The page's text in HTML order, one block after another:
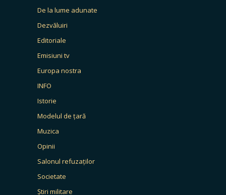
De la lume adunate
Dezvăluiri
Editoriale
Emisiuni tv
Europa nostra
INFO
Istorie
Modelul de țară
Muzica
Opinii
Salonul refuzaților
Societate
Știri militare